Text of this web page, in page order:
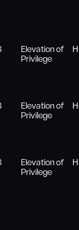
Elevation of
Privilege
Elevation of
Privilege
Elevation of
Privilege